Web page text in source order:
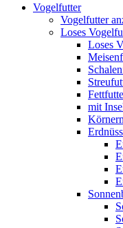
Vogelfutter
Vogelfutter
Loses
Loses
mit